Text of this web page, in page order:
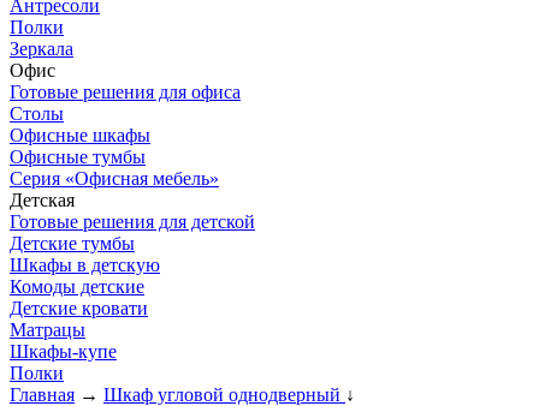
Антресоли
Полки
Зеркала
Офис
Готовые решения для офиса
Столы
Офисные шкафы
Офисные тумбы
Серия «Офисная мебель»
Детская
Готовые решения для детской
Детские тумбы
Шкафы в детскую
Комоды детские
Детские кровати
Матрацы
Шкафы-купе
Полки
Главная → Шкаф угловой однодверный ↓